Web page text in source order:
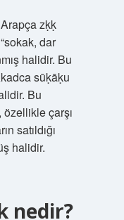
zḳḳ
halidir. Bu
sūḳāḳu
Bu
çarşı
satıldığı
halidir.
nedir?